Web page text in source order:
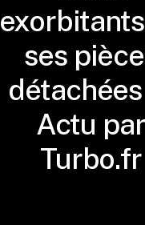
ses
détachées
Actu par
Turbo.fr